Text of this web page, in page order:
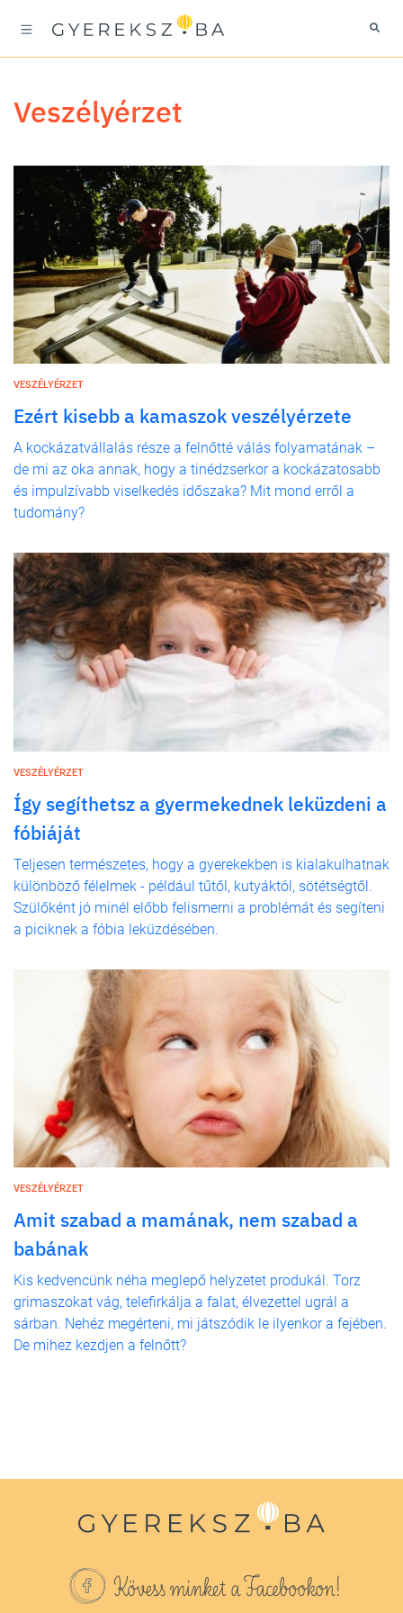
veszélyérzet
VESZÉLYÉRZET
Ezért kisebb a kamaszok veszélyérzete
A kockázatvállalás része a felnőtté válás folyamatának –
de mi az oka annak, hogy a tinédzserkor a kockázatosabb
és impulzívabb viselkedés időszaka? Mit mond erről a
tudomány?
VESZÉLYÉRZET
Így segíthetsz a gyermekednek leküzdeni a
fóbiáját
Teljesen természetes, hogy a gyerekekben is kialakulhatnak
különböző félelmek - például tűtől, kutyáktól, sötétségtől.
Szülőként jó minél előbb felismerni a problémát és segíteni
a piciknek a fóbia leküzdésében.
VESZÉLYÉRZET
Amit szabad a mamának, nem szabad a
babának
Kis kedvencünk néha meglepő helyzetet produkál. Torz
grimaszokat vág, telefirkálja a falat, élvezettel ugrál a
sárban. Nehéz megérteni, mi játszódik le ilyenkor a fejében.
De mihez kezdjen a felnőtt?
Kövess minket a Facebookon!